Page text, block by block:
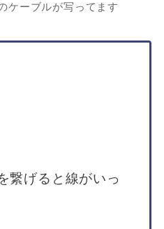
ケーブルが写ってます
繋げると線がいっ